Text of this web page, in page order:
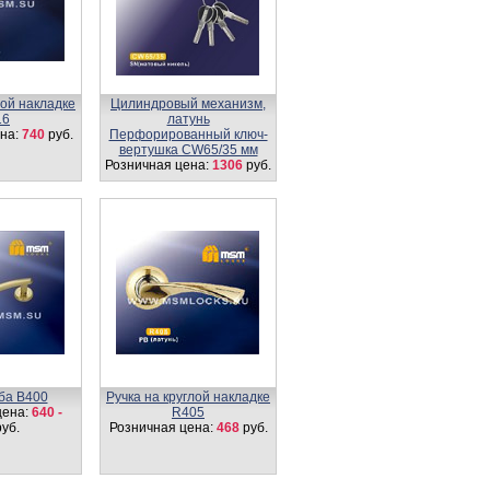
накладке
740руб.
Цилиндровый механизм,
латунь
Перфорированный ключ-
вертушка CW65/35 мм
Розничная цена: 1306 руб.
B400
640 -
Ручка на круглой накладке
R405
Розничная цена: 468руб.